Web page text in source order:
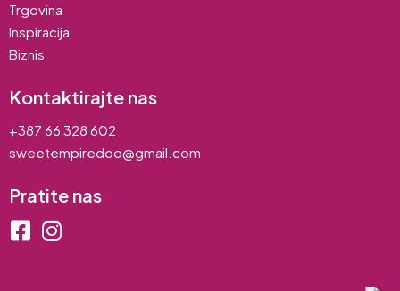
Trgovina
Inspiracija
Biznis
Kontaktirajte nas
+387 66 328 602
sweetempiredoo@gmail.com
Pratite nas